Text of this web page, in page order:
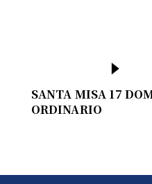
SANTA MISA 17
ORDINARIO